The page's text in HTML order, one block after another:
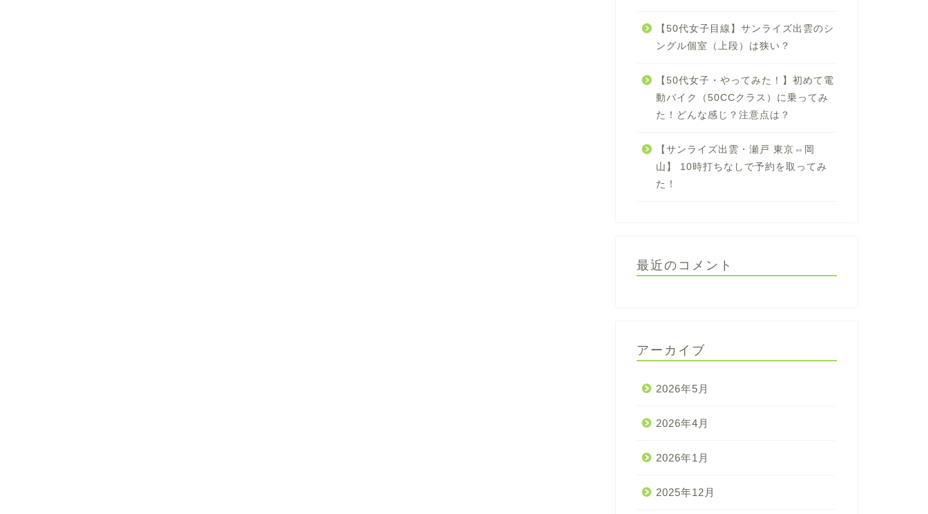
【50代女子目線】サンライズ出雲のシ
ングル個室（上段）は狭い？
【50代女子・やってみた！】初めて電
動バイク（50CCクラス）に乗ってみ
た！どんな感じ？注意点は？
【サンライズ出雲・瀬戸 東京⇔岡
山】 10時打ちなしで予約を取ってみ
た！
最近のコメント
アーカイブ
2026年5月
2026年4月
2026年1月
2025年12月